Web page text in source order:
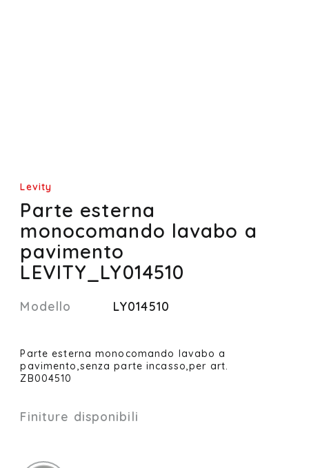
Levity
Parte esterna
monocomando lavabo a
pavimento
LEVITY_LY014510
Modello LY014510
Parte esterna monocomando lavabo a
pavimento,senza parte incasso,per art.
ZB004510
Finiture disponibili